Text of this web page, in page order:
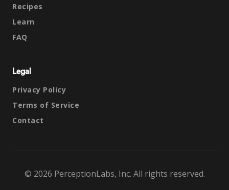
Recipes
Learn
FAQ
Legal
Privacy Policy
Terms of Service
Contact
© 2026 PerceptionLabs, Inc. All rights reserved.